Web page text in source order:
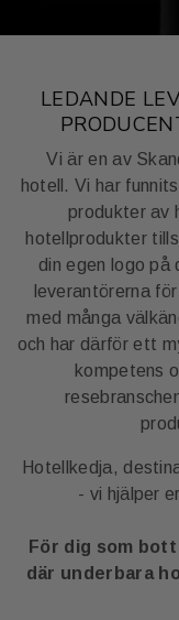
LEDANDE
Vi är en av
hotell. Vi har
produkter av
hotellprodukter
din egen logo på
leverantörerna
med många
och har därför ett
kompetens
Hotellkedja,
- vi hjälper
För dig som
där underbara